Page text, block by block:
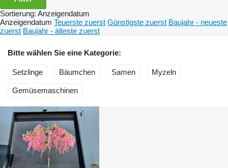
Sortierung: Anzeigendatum
Anzeigendatum Teuerste zuerst Günstigste zuerst Baujahr - neueste
zuerst Baujahr - älteste zuerst
Bitte wählen Sie eine Kategorie:
Setzlinge Bäumchen Samen Myzeln
Gemüsemaschinen